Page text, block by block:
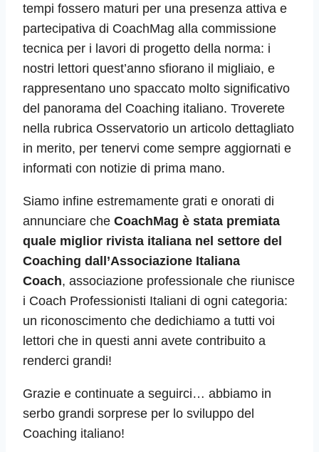
tempi fossero maturi per una presenza attiva e
partecipativa di CoachMag alla commissione
tecnica per i lavori di progetto della norma: i
nostri lettori quest’anno sfiorano il migliaio, e
rappresentano uno spaccato molto significativo
del panorama del Coaching italiano. Troverete
nella rubrica Osservatorio un articolo dettagliato
in merito, per tenervi come sempre aggiornati e
informati con notizie di prima mano.
Siamo infine estremamente grati e onorati di
annunciare che CoachMag è stata premiata
quale miglior rivista italiana nel settore del
Coaching dall’Associazione Italiana
Coach, associazione professionale che riunisce
i Coach Professionisti Italiani di ogni categoria:
un riconoscimento che dedichiamo a tutti voi
lettori che in questi anni avete contribuito a
renderci grandi!
Grazie e continuate a seguirci… abbiamo in
serbo grandi sorprese per lo sviluppo del
Coaching italiano!